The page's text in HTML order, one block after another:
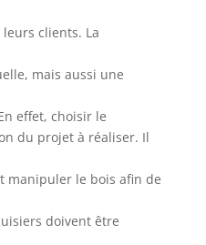
clients. La
mais aussi une
effet, choisir le
du projet à réaliser. Il
manipuler le bois afin de
doivent être